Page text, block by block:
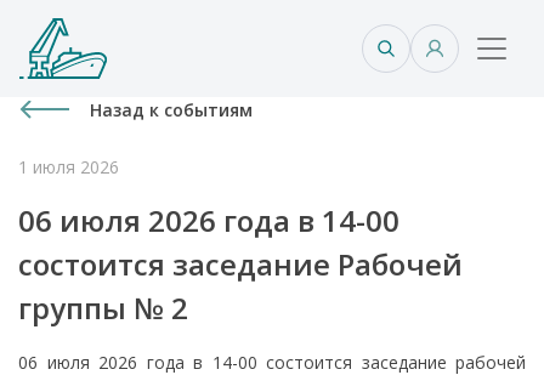
Назад к событиям
1 июля 2026
06 июля 2026 года в 14-00
состоится заседание Рабочей
группы № 2
06 июля 2026 года в 14-00 состоится заседание рабочей